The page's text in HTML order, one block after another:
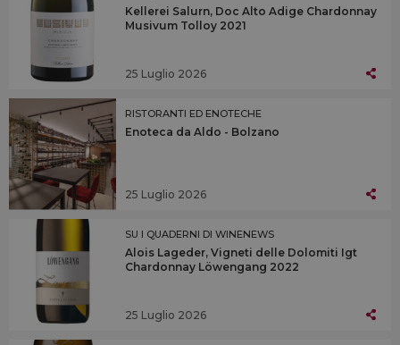
Kellerei Salurn, Doc Alto Adige Chardonnay
Musivum Tolloy 2021
25 Luglio 2026
RISTORANTI ED ENOTECHE
Enoteca da Aldo - Bolzano
25 Luglio 2026
SU I QUADERNI DI WINENEWS
Alois Lageder, Vigneti delle Dolomiti Igt
Chardonnay Löwengang 2022
25 Luglio 2026